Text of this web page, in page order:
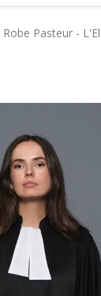
Robe Pasteur -